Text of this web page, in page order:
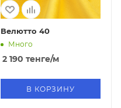
Велютто 40
Много
2 190 тенге/м
В КОРЗИНУ